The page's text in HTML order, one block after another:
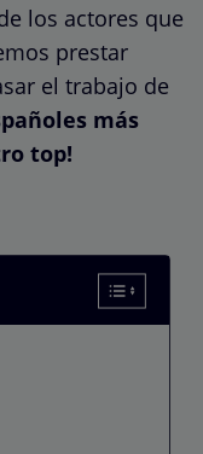
los actores que
prestar
el trabajo de
más
top!